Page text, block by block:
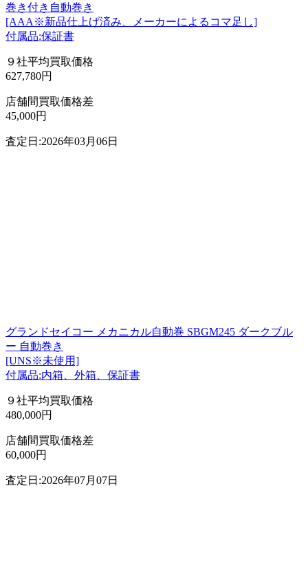
巻き付き自動巻き
[AAA※新品仕上げ済み、メーカーによるコマ足し]
付属品:保証書
９社平均買取価格
627,780円
店舗間買取価格差
45,000円
査定日:2026年03月06日
グランドセイコー メカニカル自動巻 SBGM245 ダークブル
ー 自動巻き
[UNS※未使用]
付属品:内箱、外箱、保証書
９社平均買取価格
480,000円
店舗間買取価格差
60,000円
査定日:2026年07月07日